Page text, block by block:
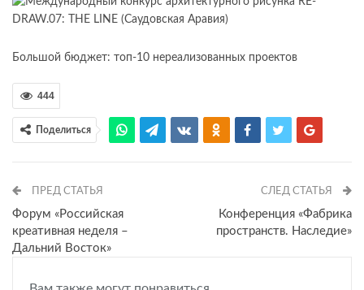
Большой бюджет: топ-10 нереализованных проектов
444
Поделиться
ПРЕД СТАТЬЯ
Форум «Российская
креативная неделя –
Дальний Восток»
СЛЕД СТАТЬЯ
Конференция «Фабрика
пространств. Наследие»